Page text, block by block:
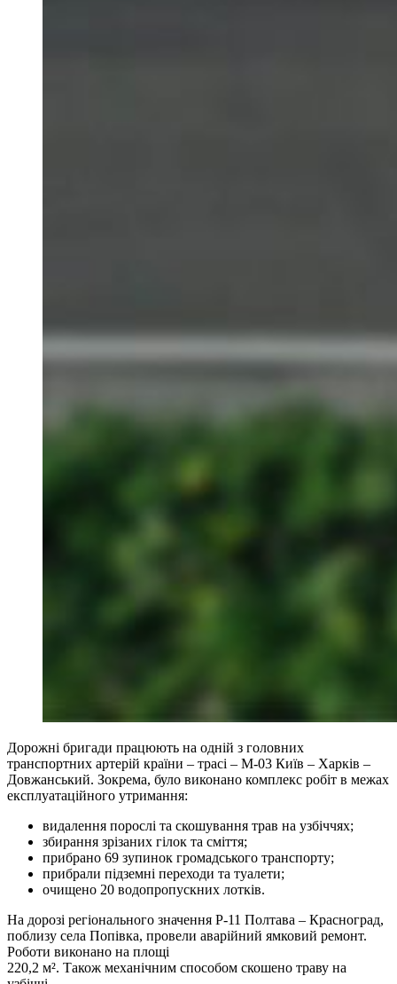
Дорожні бригади працюють на одній з головних
транспортних артерій країни – трасі – М-03 Київ – Харків –
Довжанський. Зокрема, було виконано комплекс робіт в межах
експлуатаційного утримання:
видалення порослі та скошування трав на узбіччях;
збирання зрізаних гілок та сміття;
прибрано 69 зупинок громадського транспорту;
прибрали підземні переходи та туалети;
очищено 20 водопропускних лотків.
На дорозі регіонального значення Р-11 Полтава – Красноград,
поблизу села Попівка, провели аварійний ямковий ремонт.
Роботи виконано на площі
220,2 м². Також механічним способом скошено траву на